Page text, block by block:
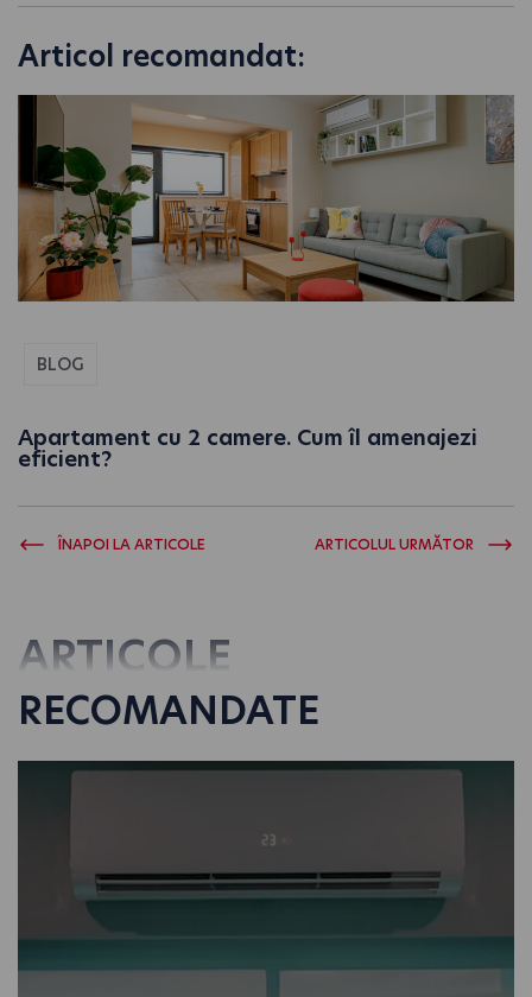
Articol recomandat:
BLOG
Apartament cu 2 camere. Cum îl amenajezi
eficient?
ÎNAPOI LA ARTICOLE ARTICOLUL URMĂTOR
ARTICOLE
RECOMANDATE